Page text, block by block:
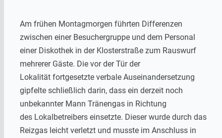
Am frühen Montagmorgen führten Differenzen
zwischen einer Besuchergruppe und dem Personal
einer Diskothek in der Klosterstraße zum Rauswurf
mehrerer Gäste. Die vor der Tür der
Lokalität fortgesetzte verbale Auseinandersetzung
gipfelte schließlich darin, dass ein derzeit noch
unbekannter Mann Tränengas in Richtung
des Lokalbetreibers einsetzte. Dieser wurde durch das
Reizgas leicht verletzt und musste im Anschluss in